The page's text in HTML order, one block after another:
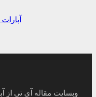
آپارات